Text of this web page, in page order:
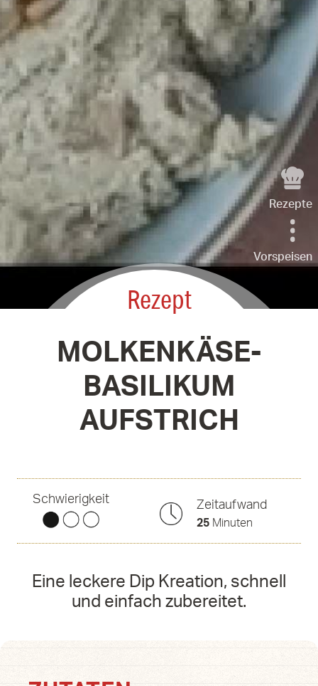
Rezepte
Vorspeisen
Rezept
MOLKENKÄSE-
BASILIKUM
AUFSTRICH
Schwierigkeit Zeitaufwand
25Minuten
Eine leckere Dip Kreation, schnell
und einfach zubereitet.